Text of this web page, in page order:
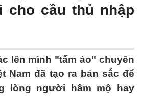
cho cầu thủ nhập
lên mình "tấm áo" chuyên
Nam đã tạo ra bản sắc để
lòng người hâm mộ hay